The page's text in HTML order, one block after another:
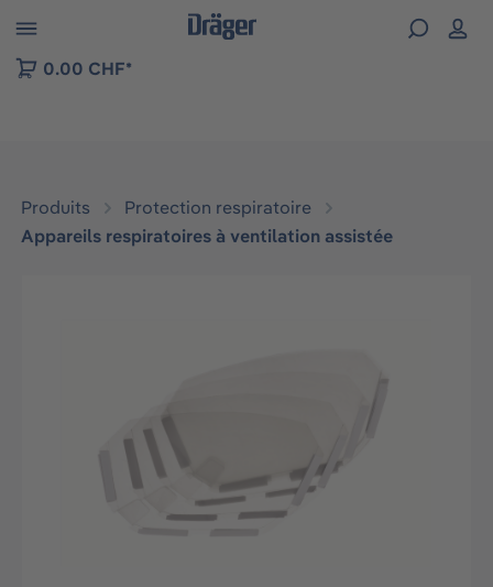
to B2B platform navigation
0.00 CHF*
Produits
Protection respiratoire
Appareils respiratoires à ventilation assistée